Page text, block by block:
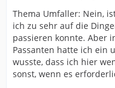
Thema Umfaller: Nein,
ich zu sehr auf die
passieren konnte. Aber
Passanten hatte ich ein
wusste, dass ich hier
sonst, wenn es